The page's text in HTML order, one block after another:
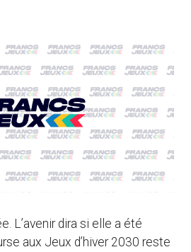
L’avenir dira si elle a été
aux Jeux d’hiver 2030 reste